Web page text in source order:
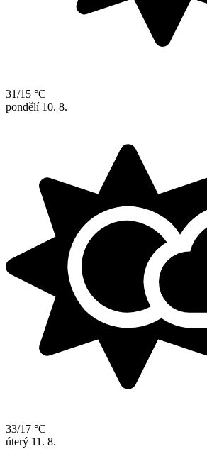
31/15 °C
pondělí 10. 8.
33/17 °C
úterý 11. 8.